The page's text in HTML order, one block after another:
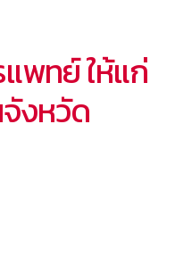
พทย์ ให้แก่
งหวัด